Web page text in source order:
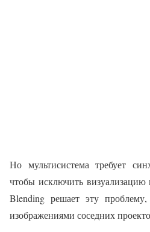
Но мультисистема требует
чтобы исключить
Blending решает эту
изображениями соседних